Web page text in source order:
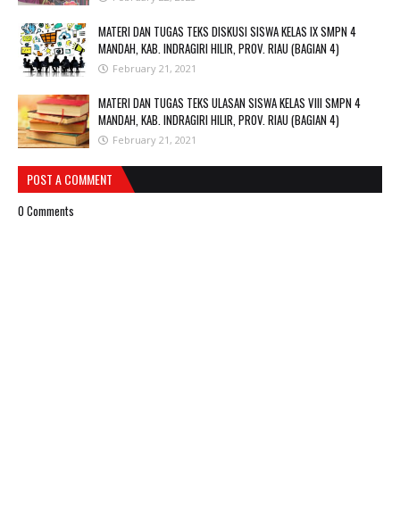
MATERI DAN TUGAS TEKS DISKUSI SISWA KELAS IX SMPN 4
MANDAH, KAB. INDRAGIRI HILIR, PROV. RIAU (BAGIAN 4)
February 21, 2021
MATERI DAN TUGAS TEKS ULASAN SISWA KELAS VIII SMPN 4
MANDAH, KAB. INDRAGIRI HILIR, PROV. RIAU (BAGIAN 4)
February 21, 2021
POST A COMMENT
0 Comments